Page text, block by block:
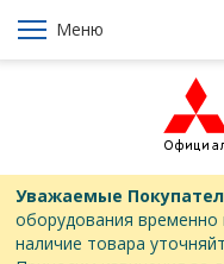
Меню
Уважаемые
оборудования временно
наличие товара